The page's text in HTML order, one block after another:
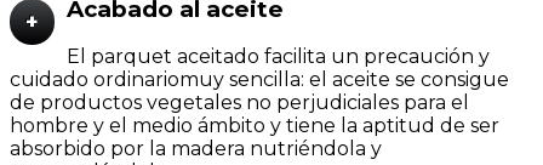
+ Acabado al aceite
El parquet aceitado facilita un precaución y
cuidado ordinariomuy sencilla: el aceite se consigue
de productos vegetales no perjudiciales para el
hombre y el medio ámbito y tiene la aptitud de ser
absorbido por la madera nutriéndola y